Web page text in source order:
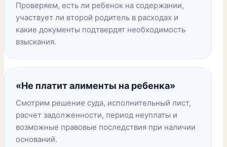
Проверяем, есть ли ребенок на содержании,
участвует ли второй родитель в расходах и
какие документы подтвердят необходимость
взыскания.
«Не платит алименты на ребенка»
Смотрим решение суда, исполнительный лист,
расчет задолженности, период неуплаты и
возможные правовые последствия при наличии
оснований.